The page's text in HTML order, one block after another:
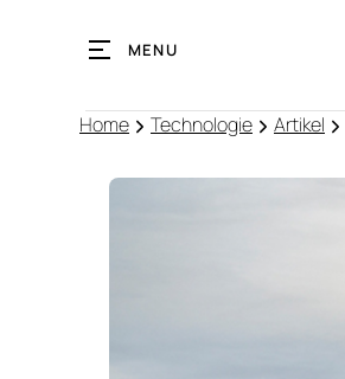
MENU
Home Technologie Artikel